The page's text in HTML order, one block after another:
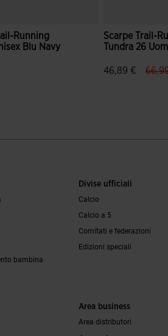
Running
Blu Navy
Scarpe Trail-
Tundra 26
46,89 €
bambina
Divise ufficiali
Calcio
Calcio a 5
Comitati e federazioni
Edizioni speciali
Area business
Area distributori